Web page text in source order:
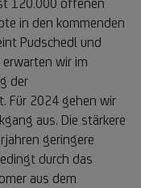
in den kommenden
Pudschedl und
wir im
der
Für 2024 gehen wir
aus. Die stärkere
geringere
durch das
aus dem